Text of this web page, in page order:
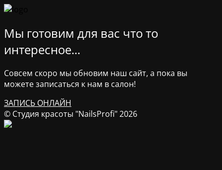
Мы готовим для вас что то
интересное...
Совсем скоро мы обновим наш сайт, а пока вы
можете записаться к нам в салон!
ЗАПИСЬ ОНЛАЙН
© Студия красоты "NailsProfi" 2026